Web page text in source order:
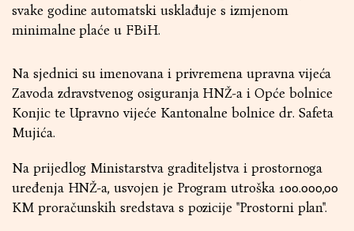
svake godine automatski usklađuje s izmjenom
minimalne plaće u FBiH.
Na sjednici su imenovana i privremena upravna vijeća
Zavoda zdravstvenog osiguranja HNŽ-a i Opće bolnice
Konjic te Upravno vijeće Kantonalne bolnice dr. Safeta
Mujića.
Na prijedlog Ministarstva graditeljstva i prostornoga
uređenja HNŽ-a, usvojen je Program utroška 100.000,00
KM proračunskih sredstava s pozicije ''Prostorni plan''.